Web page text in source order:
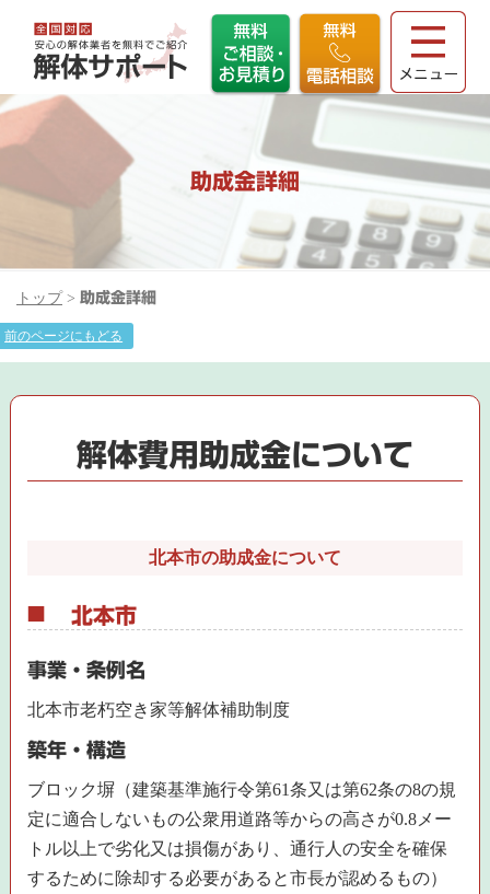
助成金詳細
トップ > 助成金詳細
前のページにもどる
解体費用助成金について
北本市の助成金について
北本市
事業・条例名
北本市老朽空き家等解体補助制度
築年・構造
ブロック塀（建築基準施行令第61条又は第62条の8の規
定に適合しないもの公衆用道路等からの高さが0.8メー
トル以上で劣化又は損傷があり、通行人の安全を確保
するために除却する必要があると市長が認めるもの）